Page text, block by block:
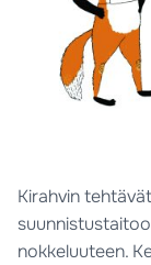
Kirahvin
nokkeluuteen.